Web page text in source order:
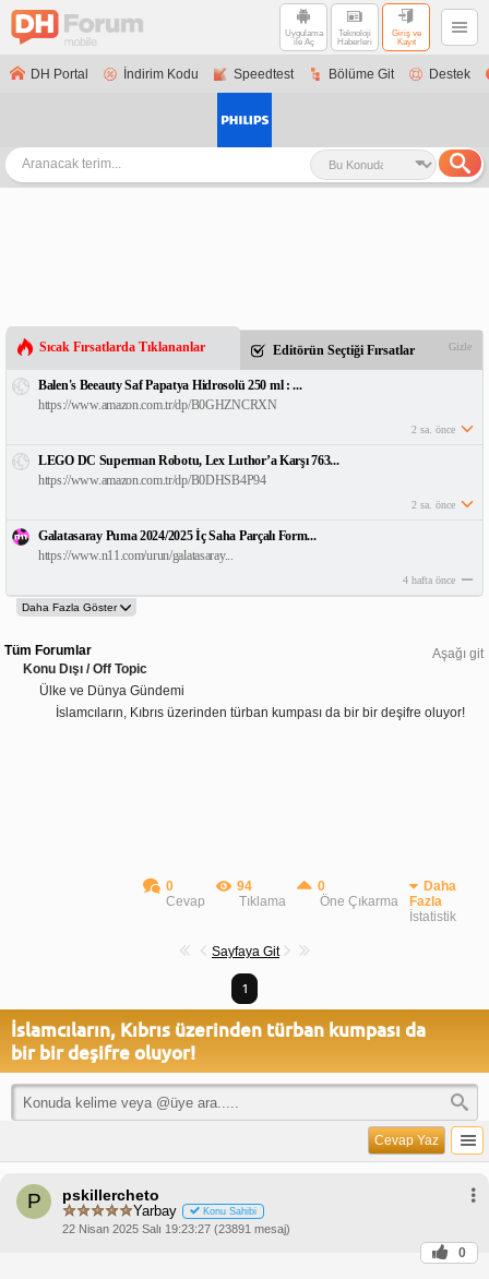
Uygulama
ile Aç
Teknoloji
Haberleri
Giriş ve
Kayıt
DH Portal İndirim Kodu Speedtest Bölüme Git Destek
Sıcak Fırsatlarda Tıklananlar Editörün Seçtiği Fırsatlar Gizle
Balen's Beeauty Saf Papatya Hidrosolü 250 ml : ...
https://www.amazon.com.tr/dp/B0GHZNCRXN
2 sa. önce
LEGO DC Superman Robotu, Lex Luthor’a Karşı 763...
https://www.amazon.com.tr/dp/B0DHSB4P94
2 sa. önce
Galatasaray Puma 2024/2025 İç Saha Parçalı Form...
https://www.n11.com/urun/galatasaray...
4 hafta önce
Aşağı git
Tüm Forumlar
Konu Dışı / Off Topic
Ülke ve Dünya Gündemi
İslamcıların, Kıbrıs üzerinden türban kumpası da bir bir deşifre oluyor!
0
Cevap
94
Tıklama
0
Öne Çıkarma
Daha
Fazla
İstatistik
Sayfaya Git
1
İslamcıların, Kıbrıs üzerinden türban kumpası da
bir bir deşifre oluyor!
Cevap Yaz
P pskillercheto
Yarbay Konu Sahibi
22 Nisan 2025 Salı 19:23:27 (23891 mesaj)
0